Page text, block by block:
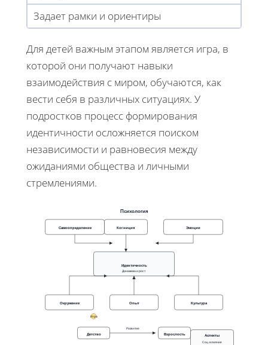
Задает рамки и ориентиры
Для детей важным этапом является игра, в
которой они получают навыки
взаимодействия с миром, обучаются, как
вести себя в различных ситуациях. У
подростков процесс формирования
идентичности осложняется поиском
независимости и равновесия между
ожиданиями общества и личными
стремлениями.
Психология
Самоопределение Когниция Эмоции
Идентичность
Динамика и рост
Окружение Опыт Культура
Детство Взрослость
Развитие
Игра
Аспекты
Соц. влияние